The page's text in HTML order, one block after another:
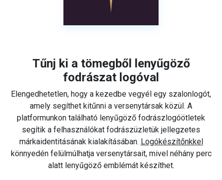
Tűnj ki a tömegből lenyűgöző
fodrászat logóval
Elengedhetetlen, hogy a kezedbe vegyél egy szalonlogót,
amely segíthet kitűnni a versenytársak közül. A
platformunkon található lenyűgöző fodrászlogóötletek
segítik a felhasználókat fodrászüzletük jellegzetes
márkaidentitásának kialakításában. Logókészítőnkkel
könnyedén felülmúlhatja versenytársait, mivel néhány perc
alatt lenyűgöző emblémát készíthet.